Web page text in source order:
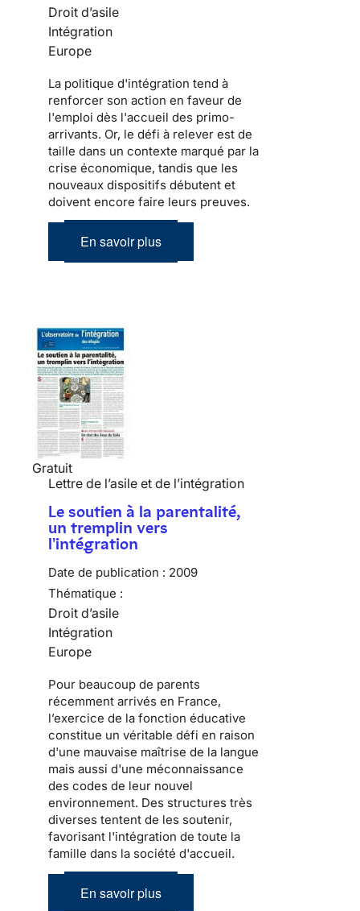
Droit d’asile
Intégration
Europe
La politique d'intégration tend à
renforcer son action en faveur de
l'emploi dès l'accueil des primo-
arrivants. Or, le défi à relever est de
taille dans un contexte marqué par la
crise économique, tandis que les
nouveaux dispositifs débutent et
doivent encore faire leurs preuves.
En savoir plus
Gratuit
Lettre de l’asile et de l’intégration
Le soutien à la parentalité,
un tremplin vers
l'intégration
Date de publication : 2009
Thématique :
Droit d’asile
Intégration
Europe
Pour beaucoup de parents
récemment arrivés en France,
l’exercice de la fonction éducative
constitue un véritable défi en raison
d'une mauvaise maîtrise de la langue
mais aussi d'une méconnaissance
des codes de leur nouvel
environnement. Des structures très
diverses tentent de les soutenir,
favorisant l'intégration de toute la
famille dans la société d'accueil.
En savoir plus